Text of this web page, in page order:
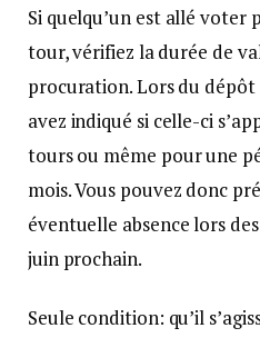
Si quelqu’un est allé voter
tour, vérifiez la durée de
procuration. Lors du dépôt
avez indiqué si celle-ci
tours ou même pour une
mois. Vous pouvez donc
éventuelle absence lors
juin prochain.
Seule condition: qu’il